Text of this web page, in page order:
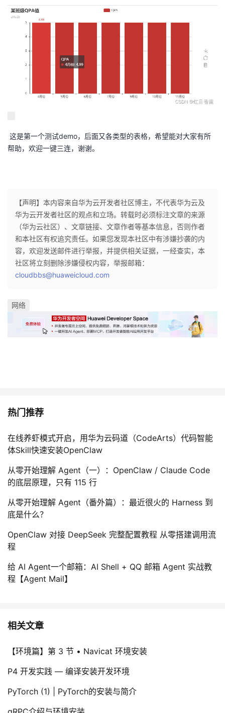
这是第一个测试demo，后面又各类型的表格，希望能对大家有所
帮助，欢迎一键三连，谢谢。
【声明】本内容来自华为云开发者社区博主，不代表华为云及
华为云开发者社区的观点和立场。转载时必须标注文章的来源
（华为云社区）、文章链接、文章作者等基本信息，否则作者
和本社区有权追究责任。如果您发现本社区中有涉嫌抄袭的内
容，欢迎发送邮件进行举报，并提供相关证据，一经查实，本
社区将立刻删除涉嫌侵权内容，举报邮箱：
cloudbbs@huaweicloud.com
网络
热门推荐
在线养虾模式开启，用华为云码道（CodeArts）代码智能
体Skill快速安装OpenClaw
从零开始理解 Agent（一）：OpenClaw / Claude Code
的底层原理，只有 115 行
从零开始理解 Agent（番外篇）：最近很火的 Harness 到
底是什么？
OpenClaw 对接 DeepSeek 完整配置教程 从零搭建调用流
程
给 AI Agent一个邮箱：AI Shell + QQ 邮箱 Agent 实战教
程【Agent Mail】
相关文章
【环境篇】第 3 节 • Navicat 环境安装
P4 开发实践 — 编译安装开发环境
PyTorch (1) | PyTorch的安装与简介